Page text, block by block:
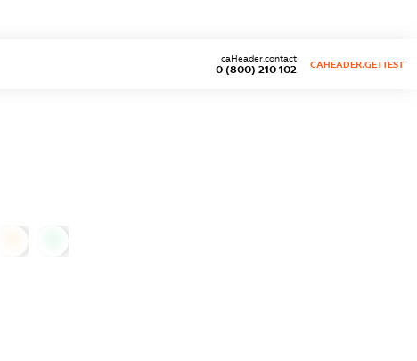
0 (800) 210 102
caHeader.contact
CAHEADER.GETTEST